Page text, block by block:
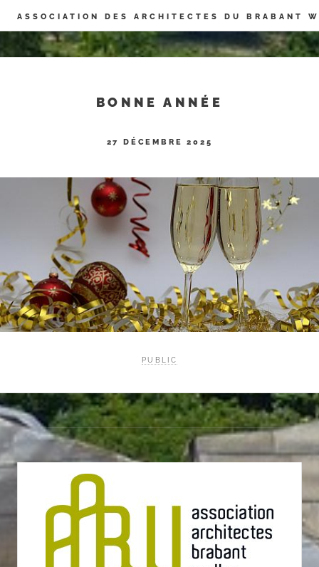
Panneau de gestion des cookies
ASSOCIATION DES ARCHITECTES DU BRABANT
BONNE ANNÉE
27 DÉCEMBRE 2025
PUBLIC